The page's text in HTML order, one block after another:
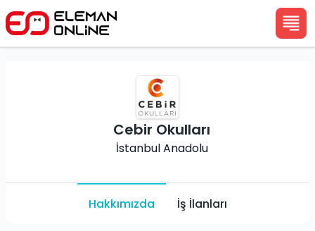
Cebir Okulları
İstanbul Anadolu
Hakkımızda İş İlanları